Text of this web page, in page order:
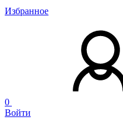
Избранное
0
Войти